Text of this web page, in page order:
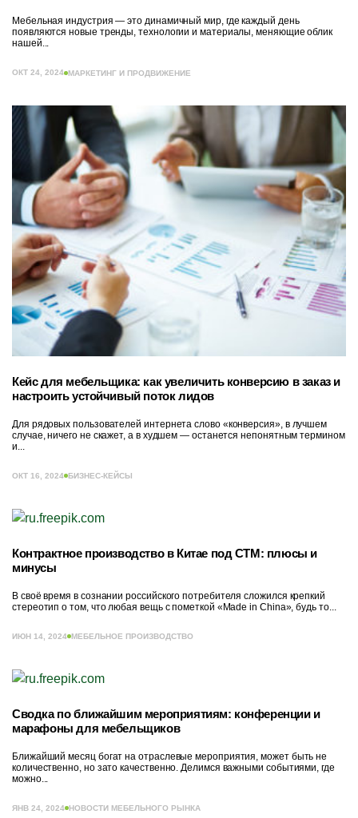
Мебельная индустрия — это динамичный мир, где каждый день
появляются новые тренды, технологии и материалы, меняющие облик
нашей...
ОКТ 24, 2024 МАРКЕТИНГ И ПРОДВИЖЕНИЕ
Кейс для мебельщика: как увеличить конверсию в заказ и
настроить устойчивый поток лидов
Для рядовых пользователей интернета слово «конверсия», в лучшем
случае, ничего не скажет, а в худшем — останется непонятным термином
и...
ОКТ 16, 2024 БИЗНЕС-КЕЙСЫ
Контрактное производство в Китае под СТМ: плюсы и
минусы
В своё время в сознании российского потребителя сложился крепкий
стереотип о том, что любая вещь с пометкой «Made in China», будь то...
ИЮН 14, 2024 МЕБЕЛЬНОЕ ПРОИЗВОДСТВО
Сводка по ближайшим мероприятиям: конференции и
марафоны для мебельщиков
Ближайший месяц богат на отраслевые мероприятия, может быть не
количественно, но зато качественно. Делимся важными событиями, где
можно...
ЯНВ 24, 2024 НОВОСТИ МЕБЕЛЬНОГО РЫНКА